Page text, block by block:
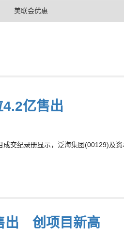
美联会优惠
亿售出
交纪录册显示，泛海集团(00129)及
出 创项目新高